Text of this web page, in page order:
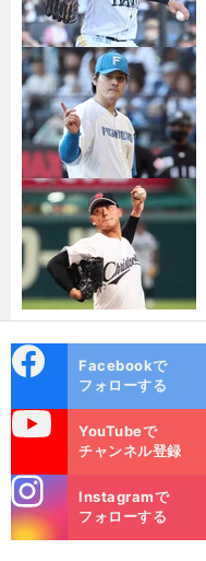
ok
Facebookで
フォローする
YouTubeで
チャンネル登録
m
Instagramで
フォローする